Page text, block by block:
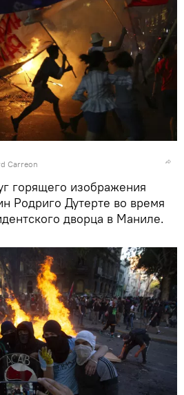
Carreon
горящего изображения
Родриго Дутерте во время
дворца в Маниле.